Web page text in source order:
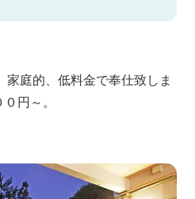
家庭的、低料金で奉仕致しま
円～。